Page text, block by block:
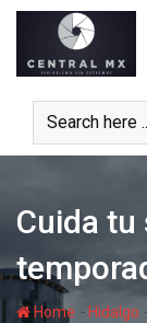
Skip
content
Cuida tu
Home - Hidalgo